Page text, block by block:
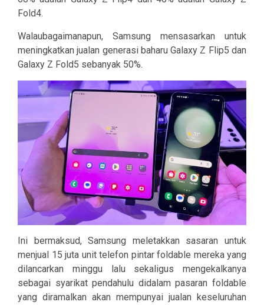
Fold4.
Walaubagaimanapun, Samsung mensasarkan untuk
meningkatkan jualan generasi baharu Galaxy Z Flip5 dan
Galaxy Z Fold5 sebanyak 50%.
Ini bermaksud, Samsung meletakkan sasaran untuk
menjual 15 juta unit telefon pintar foldable mereka yang
dilancarkan minggu lalu sekaligus mengekalkanya
sebagai syarikat pendahulu didalam pasaran foldable
yang diramalkan akan mempunyai jualan keseluruhan